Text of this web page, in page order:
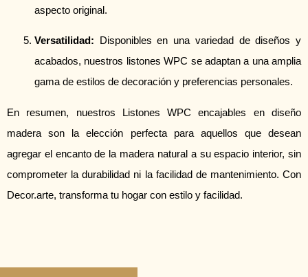
aspecto original.
Versatilidad: Disponibles en una variedad de diseños y
acabados, nuestros listones WPC se adaptan a una amplia
gama de estilos de decoración y preferencias personales.
En resumen, nuestros Listones WPC encajables en diseño
madera son la elección perfecta para aquellos que desean
agregar el encanto de la madera natural a su espacio interior, sin
comprometer la durabilidad ni la facilidad de mantenimiento. Con
Decor.arte, transforma tu hogar con estilo y facilidad.